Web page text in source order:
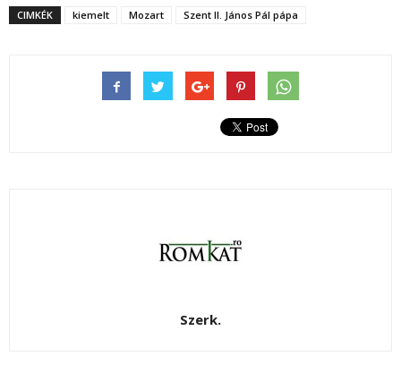
CIMKÉK kiemelt Mozart Szent II. János Pál pápa
Szerk.